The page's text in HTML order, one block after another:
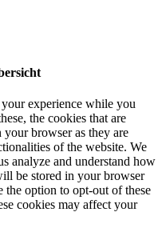
experience while you
the cookies that are
your browser as they are
of the website. We
analyze and understand how
be stored in your browser
the option to opt-out of these
cookies may affect your